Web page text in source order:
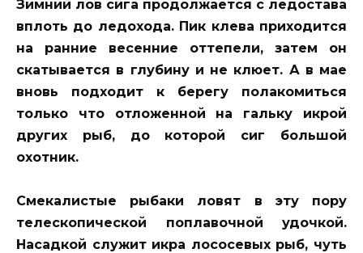
Зимний лов сига продолжается с ледостава
вплоть до ледохода. Пик клева приходится
на ранние весенние оттепели, затем он
скатывается в глубину и не клюет. А в мае
вновь подходит к берегу полакомиться
только что отложенной на гальку икрой
других рыб, до которой сиг большой
охотник.
Смекалистые рыбаки ловят в эту пору
телескопической поплавочной удочкой.
Насадкой служит икра лососевых рыб, чуть